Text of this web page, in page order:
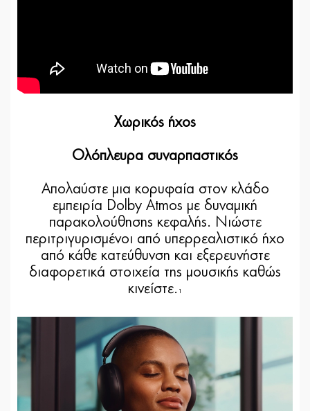
Χωρικός ήχος
Ολόπλευρα συναρπαστικός
Απολαύστε μια κορυφαία στον κλάδο
εμπειρία Dolby Atmos με δυναμική
παρακολούθησης κεφαλής. Νιώστε
περιτριγυρισμένοι από υπερρεαλιστικό ήχο
από κάθε κατεύθυνση και εξερευνήστε
διαφορετικά στοιχεία της μουσικής καθώς
κινείστε. 1